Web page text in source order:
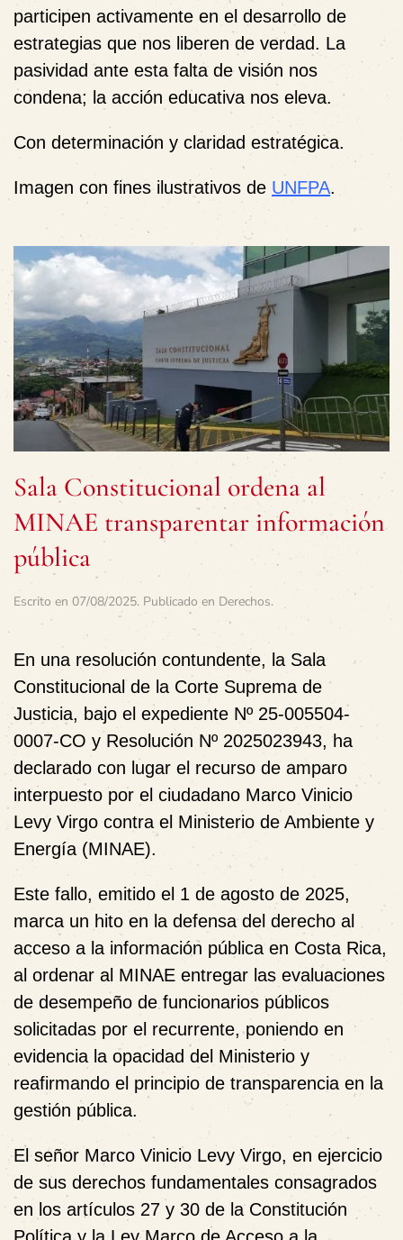
participen activamente en el desarrollo de
estrategias que nos liberen de verdad. La
pasividad ante esta falta de visión nos
condena; la acción educativa nos eleva.
Con determinación y claridad estratégica.
Imagen con fines ilustrativos de UNFPA.
Sala Constitucional ordena al
MINAE transparentar información
pública
Escrito en 07/08/2025. Publicado en Derechos.
En una resolución contundente, la Sala
Constitucional de la Corte Suprema de
Justicia, bajo el expediente Nº 25-005504-
0007-CO y Resolución Nº 2025023943, ha
declarado con lugar el recurso de amparo
interpuesto por el ciudadano Marco Vinicio
Levy Virgo contra el Ministerio de Ambiente y
Energía (MINAE).
Este fallo, emitido el 1 de agosto de 2025,
marca un hito en la defensa del derecho al
acceso a la información pública en Costa Rica,
al ordenar al MINAE entregar las evaluaciones
de desempeño de funcionarios públicos
solicitadas por el recurrente, poniendo en
evidencia la opacidad del Ministerio y
reafirmando el principio de transparencia en la
gestión pública.
El señor Marco Vinicio Levy Virgo, en ejercicio
de sus derechos fundamentales consagrados
en los artículos 27 y 30 de la Constitución